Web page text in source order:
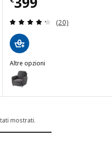
da 5 stelle. TotaleRecensione:
(20)
Altre opzioni
EKOLSUND
Opzione: EKOLSUND,
mostrati.